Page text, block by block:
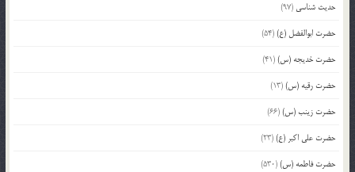
حدیث شناسی (97)
حضرت ابوالفضل (ع)(54)
حضرت خدیجه (س)(41)
حضرت رقیه (س)(13)
حضرت زینب (س)(66)
حضرت علی اکبر (ع)(23)
حضرت فاطمه (س)(530)